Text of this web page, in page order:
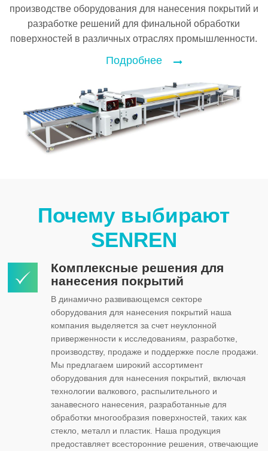
производстве оборудования для нанесения покрытий и
разработке решений для финальной обработки
поверхностей в различных отраслях промышленности.
Подробнее
Почему выбирают
SENREN
Комплексные решения для
нанесения покрытий
В динамично развивающемся секторе
оборудования для нанесения покрытий наша
компания выделяется за счет неуклонной
приверженности к исследованиям, разработке,
производству, продаже и поддержке после продажи.
Мы предлагаем широкий ассортимент
оборудования для нанесения покрытий, включая
технологии валкового, распылительного и
занавесного нанесения, разработанные для
обработки многообразия поверхностей, таких как
стекло, металл и пластик. Наша продукция
предоставляет всесторонние решения, отвечающие